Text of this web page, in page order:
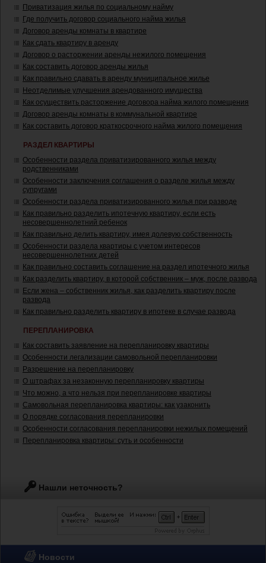
Приватизация жилья по социальному найму
Где получить договор социального найма жилья
Договор аренды комнаты в квартире
Как сдать квартиру в аренду
Договор о расторжении аренды нежилого помещения
Как составить договор аренды жилья
Как правильно сдавать в аренду муниципальное жилье
Неотделимые улучшения арендованного имущества
Как осуществить расторжение договора найма жилого помещения
Договор аренды комнаты в коммунальной квартире
Как составить договор краткосрочного найма жилого помещения
РАЗДЕЛ КВАРТИРЫ
Особенности раздела приватизированного жилья между
родственниками
Особенности заключения соглашения о разделе жилья между
супругами
Особенности раздела приватизированного жилья при разводе
Как правильно разделить ипотечную квартиру, если есть
несовершеннолетний ребенок
Как правильно делить квартиру, имея долевую собственность
Особенности раздела квартиры с учетом интересов
несовершеннолетних детей
Как правильно составить соглашение на раздел ипотечного жилья
Как разделить квартиру, в которой собственник – муж, после развода
Если жена – собственник жилья, как разделить квартиру после
развода
Как правильно разделить квартиру в ипотеке в случае развода
ПЕРЕПЛАНИРОВКА
Как составить заявление на перепланировку квартиры
Особенности легализации самовольной перепланировки
Разрешение на перепланировку
О штрафах за незаконную перепланировку квартиры
Что можно, а что нельзя при перепланировке квартиры
Самовольная перепланировка квартиры: как узаконить
О порядке согласования перепланировки
Особенности согласования перепланировки нежилых помещений
Перепланировка квартиры: суть и особенности
Нашли неточность?
Новости